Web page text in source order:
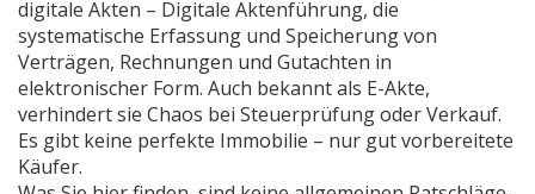
digitale Akten – Digitale Aktenführung, die
systematische Erfassung und Speicherung von
Verträgen, Rechnungen und Gutachten in
elektronischer Form. Auch bekannt als E-Akte,
verhindert sie Chaos bei Steuerprüfung oder Verkauf.
Es gibt keine perfekte Immobilie – nur gut vorbereitete
Käufer.